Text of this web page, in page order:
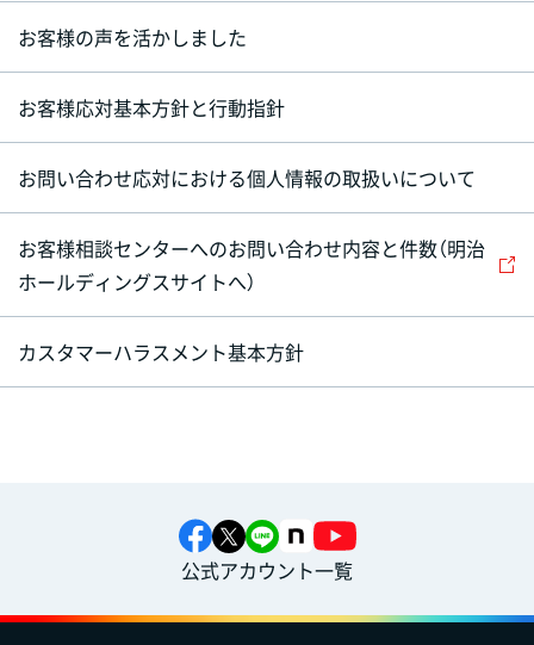
お客様の声を活かしました
お客様応対基本方針と行動指針
お問い合わせ応対における個人情報の取扱いについて
お客様相談センターへのお問い合わせ内容と件数（明治
ホールディングスサイトへ）
カスタマーハラスメント基本方針
公式アカウント一覧